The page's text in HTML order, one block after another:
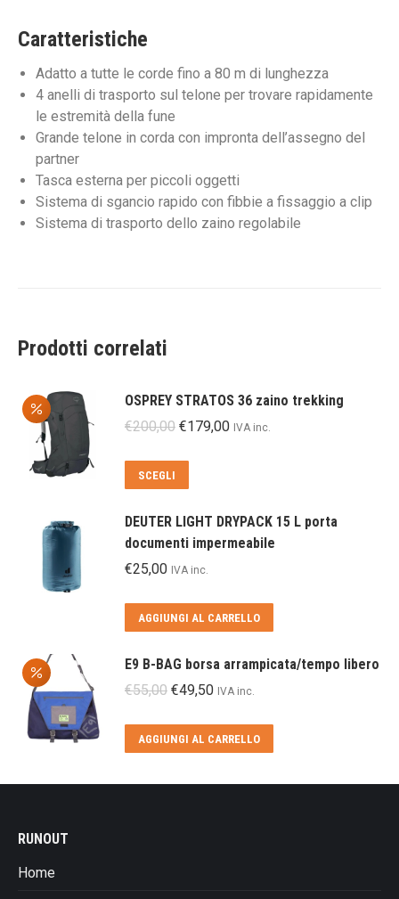
Caratteristiche
Adatto a tutte le corde fino a 80 m di lunghezza
4 anelli di trasporto sul telone per trovare rapidamente
le estremità della fune
Grande telone in corda con impronta dell’assegno del
partner
Tasca esterna per piccoli oggetti
Sistema di sgancio rapido con fibbie a fissaggio a clip
Sistema di trasporto dello zaino regolabile
Prodotti correlati
OSPREY STRATOS 36 zaino trekking
€200,00 Il
era:
€179,00IlIVA inc.
SCEGLI
prodotto
ha
più
varianti.
Le
possono
scelte
nella
del
prodotto
DEUTER LIGHT DRYPACK 15 L porta
documenti impermeabile
€25,00 IVA inc.
AGGIUNGI AL CARRELLO
E9 B-BAG borsa arrampicata/tempo libero
€55,00 Il
originale
era:
€49,50Il
attuale
è:
IVA inc.
AGGIUNGI AL CARRELLO
RUNOUT
Home